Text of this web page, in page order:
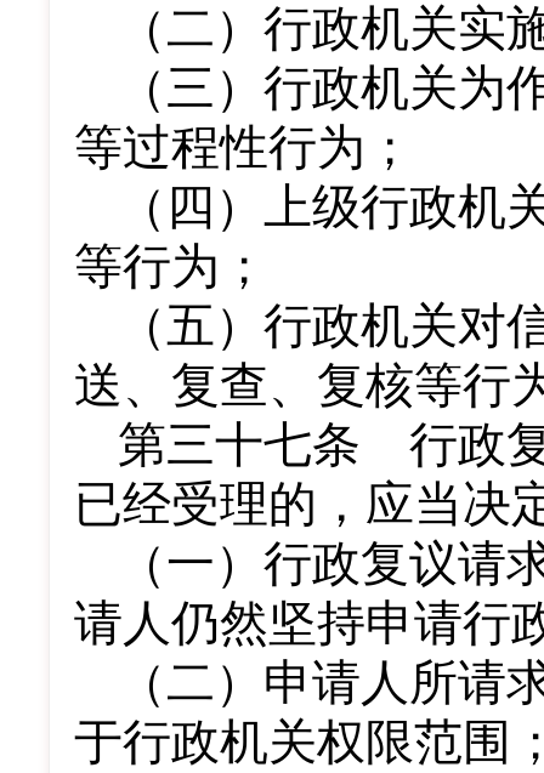
（二）行政机关实
（三）行政机关为
等过程性行为；
（四）上级行政机
等行为；
（五）行政机关对
送、复查、复核等行
第三十七条 行政
已经受理的，应当决
（一）行政复议请
请人仍然坚持申请行
（二）申请人所请
于行政机关权限范围